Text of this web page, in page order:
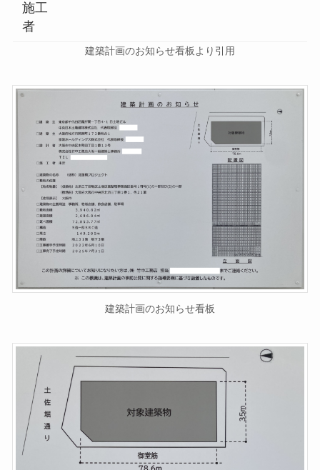
施工
者
建築計画のお知らせ看板より引用
建築計画のお知らせ看板